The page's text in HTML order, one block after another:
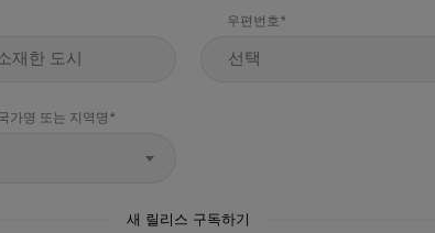
우편번호
가명 또는 지역명
새 릴리스 구독하기